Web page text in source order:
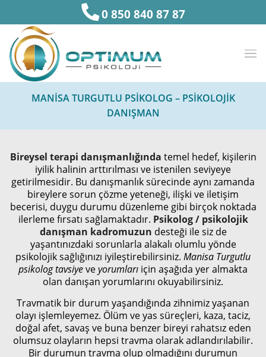
0 850 840 87 87
MANISA TURGUTLU PSIKOLOG – PSIKOLOJIK
DANIŞMAN
Bireysel terapi danışmanlığında temel hedef, kişilerin
iyilik halinin arttırılması ve istenilen seviyeye
getirilmesidir. Bu danışmanlık sürecinde aynı zamanda
bireylere sorun çözme yeteneği, ilişki ve iletişim
becerisi, duygu durumu düzenleme gibi birçok noktada
ilerleme fırsatı sağlamaktadır. Psikolog / psikolojik
danışman kadromuzun desteği ile siz de
yaşantınızdaki sorunlarla alakalı olumlu yönde
psikolojik sağlığınızı iyileştirebilirsiniz. Manisa Turgutlu
psikolog tavsiyeveyorumları için aşağıda yer almakta
olan danışan yorumlarını okuyabilirsiniz.
Travmatik bir durum yaşandığında zihnimiz yaşanan
olayı işlemleyemez. Ölüm ve yas süreçleri, kaza, taciz,
doğal afet, savaş ve buna benzer bireyi rahatsız eden
olumsuz olayların hepsi travma olarak adlandırılabilir.
Bir durumun travma olup olmadığını durumun